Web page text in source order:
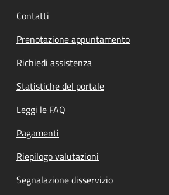
Contatti
Prenotazione appuntamento
Richiedi assistenza
Statistiche del portale
Leggi le FAQ
Pagamenti
Riepilogo valutazioni
Segnalazione disservizio